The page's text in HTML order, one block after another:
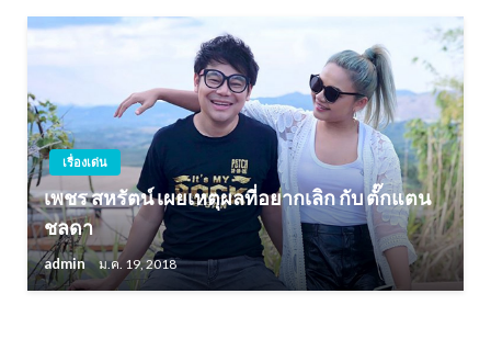
เรื่องเด่น
เพชร สหรัตน์ เผยเหตุผลที่อยากเลิก กับ ตั๊กแตน
ชลดา
admin ม.ค. 19, 2018